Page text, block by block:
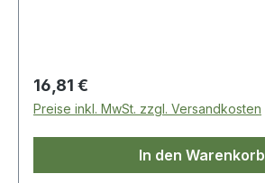
Regulärer Preis:
16,81 €
Preise inkl. MwSt. zzgl. Versandkosten
In den Warenkorb